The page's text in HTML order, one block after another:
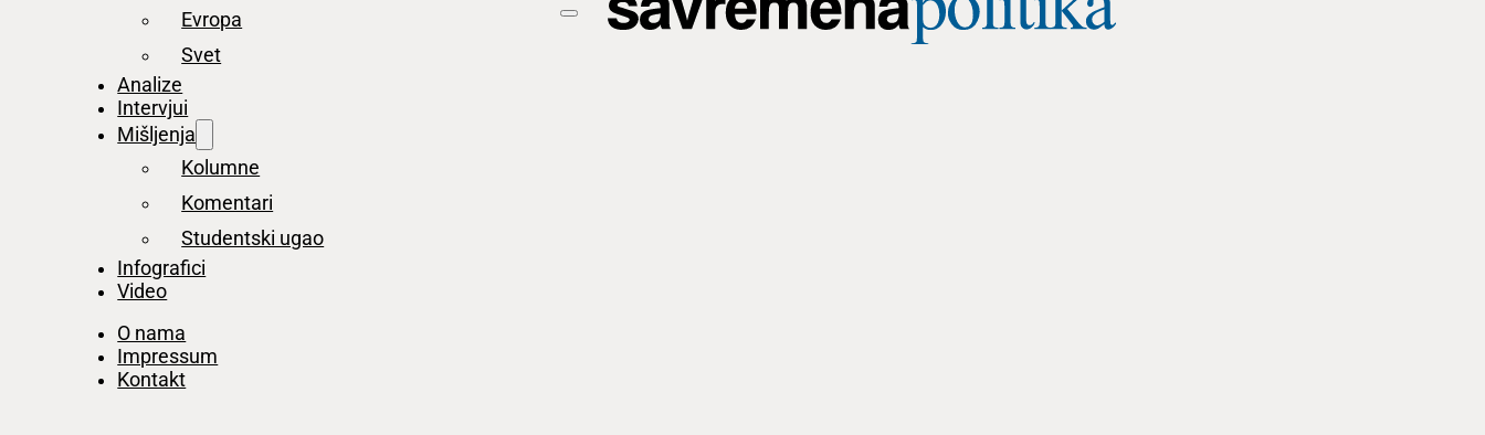
Evropa
Svet
Analize
Intervjui
Mišljenja
Kolumne
Komentari
Studentski ugao
Infografici
Video
O nama
Impressum
Kontakt